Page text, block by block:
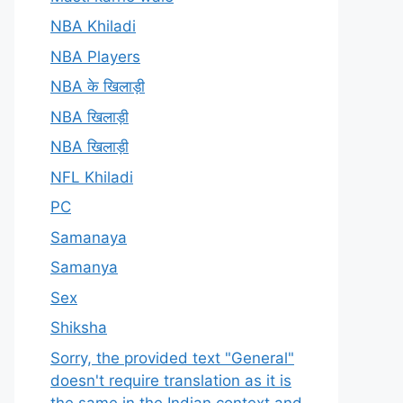
NBA Khiladi
NBA Players
NBA के खिलाड़ी
NBA खिलाड़ी
NBA खिलाड़ी
NFL Khiladi
PC
Samanaya
Samanya
Sex
Shiksha
Sorry, the provided text "General"
doesn't require translation as it is